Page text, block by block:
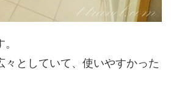
々としていて、使いやすかった